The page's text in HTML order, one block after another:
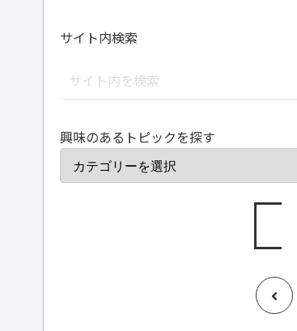
サイト内検索
興味のあるトピックを探す
前